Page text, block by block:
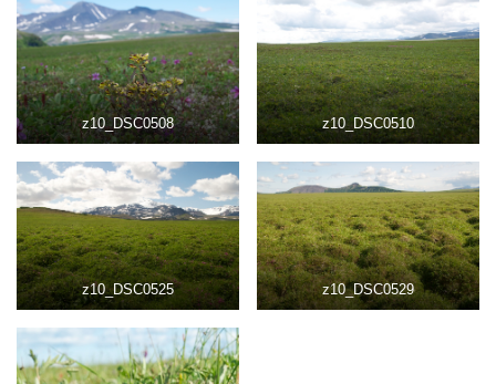
z10_DSC0508 z10_DSC0510
z10_DSC0525 z10_DSC0529